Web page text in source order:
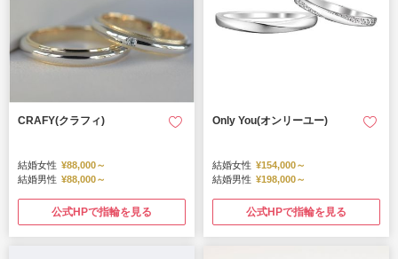
CRAFY(クラフィ)
結婚女性 ¥88,000～
結婚男性 ¥88,000～
公式HPで指輪を見る
Only You(オンリーユー)
結婚女性 ¥154,000～
結婚男性 ¥198,000～
公式HPで指輪を見る